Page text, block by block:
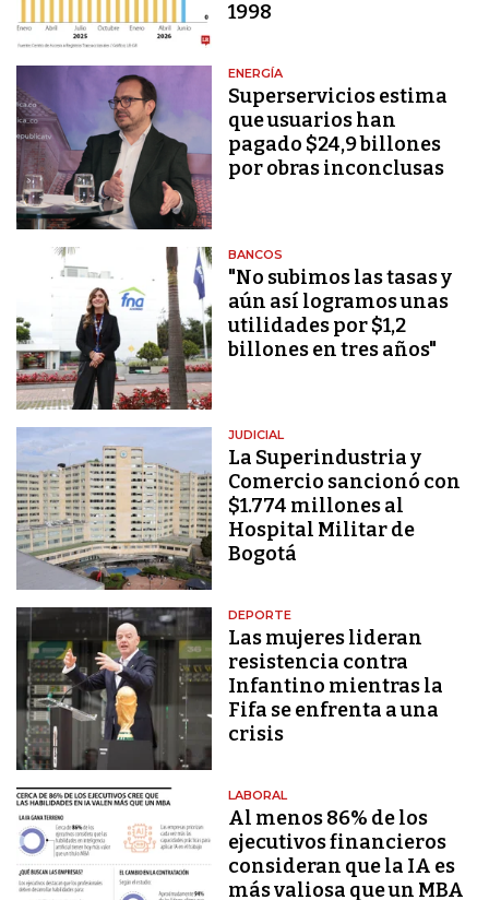
1998
ENERGÍA
Superservicios estima
que usuarios han
pagado $24,9 billones
por obras inconclusas
BANCOS
"No subimos las tasas y
aún así logramos unas
utilidades por $1,2
billones en tres años"
JUDICIAL
La Superindustria y
Comercio sancionó con
$1.774 millones al
Hospital Militar de
Bogotá
DEPORTE
Las mujeres lideran
resistencia contra
Infantino mientras la
Fifa se enfrenta a una
crisis
LABORAL
Al menos 86% de los
ejecutivos financieros
consideran que la IA es
más valiosa que un MBA